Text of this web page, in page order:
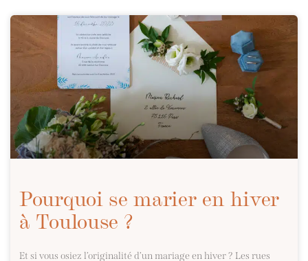
Pourquoi se marier en hiver
à Toulouse ?
Et si vous osiez l’originalité d’un mariage en hiver ? Les rues